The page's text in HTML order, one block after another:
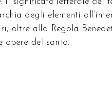
degli elementi
oltre alla Regola
opere del santo.